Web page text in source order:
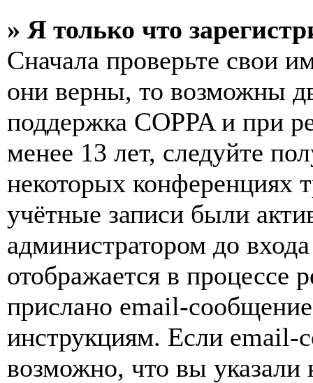
» Я только что
Сначала проверьте свои
они верны, то возможны
поддержка COPPA и при
менее 13 лет, следуйте
некоторых конференциях
учётные записи были
администратором до
отображается в процессе
прислано email-
инструкциям. Если email-
возможно, что вы